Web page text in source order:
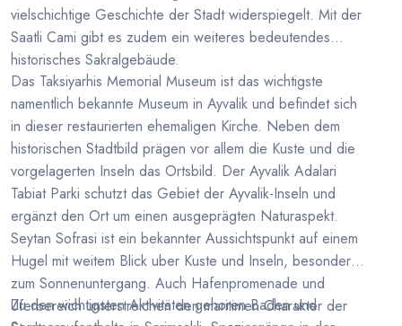
vielschichtige Geschichte der Stadt widerspiegelt. Mit der
Saatli Cami gibt es zudem ein weiteres bedeutendes
historisches Sakralgebäude.
Das Taksiyarhis Memorial Museum ist das wichtigste
namentlich bekannte Museum in Ayvalik und befindet sich
in dieser restaurierten ehemaligen Kirche. Neben dem
historischen Stadtbild prägen vor allem die Kuste und die
vorgelagerten Inseln das Ortsbild. Der Ayvalik Adalari
Tabiat Parki schutzt das Gebiet der Ayvalik-Inseln und
ergänzt den Ort um einen ausgeprägten Naturaspekt.
Seytan Sofrasi ist ein bekannter Aussichtspunkt auf einem
Hugel mit weitem Blick uber Kuste und Inseln, besonders
zum Sonnenuntergang. Auch Hafenpromenade und
Uferbereich unterstreichen den maritimen Charakter der
Zu den wichtigsten Aktivitäten gehoren Baden und